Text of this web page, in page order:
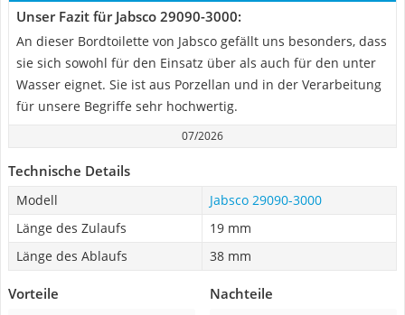
Unser Fazit für Jabsco 29090-3000:
An dieser Bordtoilette von Jabsco gefällt uns besonders, dass
sie sich sowohl für den Einsatz über als auch für den unter
Wasser eignet. Sie ist aus Porzellan und in der Verarbeitung
für unsere Begriffe sehr hochwertig.
07/2026
Technische Details
Modell
Jabsco 29090-3000
Länge des Zulaufs
19 mm
Länge des Ablaufs
38 mm
Vorteile Nachteile